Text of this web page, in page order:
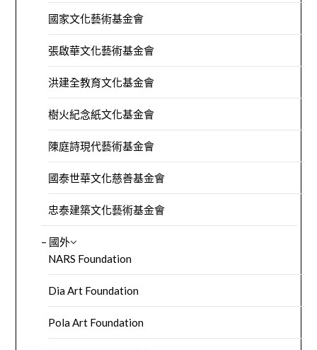
國家文化藝術基金會
張啟華文化藝術基金會
洪建全教育文化基金會
樹火紀念紙文化基金會
陳庭詩現代藝術基金會
國泰世華文化慈善基金會
忠泰建築文化藝術基金會
– 國外
NARS Foundation
Dia Art Foundation
Pola Art Foundation